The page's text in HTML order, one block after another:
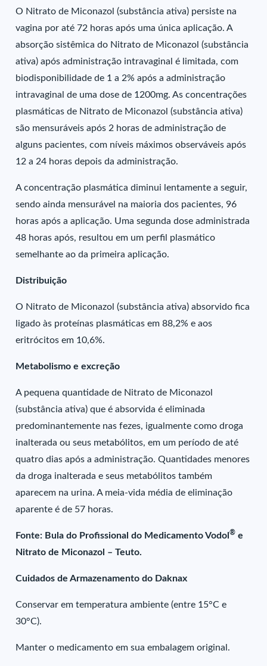
O Nitrato de Miconazol (substância ativa) persiste na
vagina por até 72 horas após uma única aplicação. A
absorção sistêmica do Nitrato de Miconazol (substância
ativa) após administração intravaginal é limitada, com
biodisponibilidade de 1 a 2% após a administração
intravaginal de uma dose de 1200mg. As concentrações
plasmáticas de Nitrato de Miconazol (substância ativa)
são mensuráveis após 2 horas de administração de
alguns pacientes, com níveis máximos observáveis após
12 a 24 horas depois da administração.
A concentração plasmática diminui lentamente a seguir,
sendo ainda mensurável na maioria dos pacientes, 96
horas após a aplicação. Uma segunda dose administrada
48 horas após, resultou em um perfil plasmático
semelhante ao da primeira aplicação.
Distribuição
O Nitrato de Miconazol (substância ativa) absorvido fica
ligado às proteínas plasmáticas em 88,2% e aos
eritrócitos em 10,6%.
Metabolismo e excreção
A pequena quantidade de Nitrato de Miconazol
(substância ativa) que é absorvida é eliminada
predominantemente nas fezes, igualmente como droga
inalterada ou seus metabólitos, em um período de até
quatro dias após a administração. Quantidades menores
da droga inalterada e seus metabólitos também
aparecem na urina. A meia-vida média de eliminação
aparente é de 57 horas.
Fonte: Bula do Profissional do Medicamento Vodol® e
Nitrato de Miconazol – Teuto.
Cuidados de Armazenamento do Daknax
Conservar em temperatura ambiente (entre 15°C e
30°C).
Manter o medicamento em sua embalagem original.